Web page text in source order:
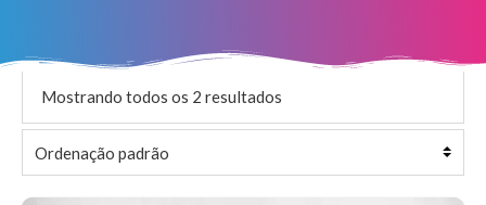
Mostrando todos os 2 resultados